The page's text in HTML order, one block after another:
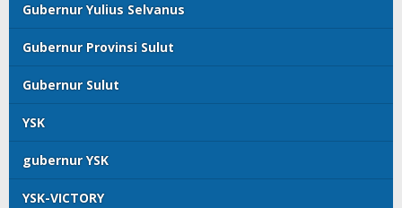
Gubernur Yulius Selvanus
Gubernur Provinsi Sulut
Gubernur Sulut
YSK
gubernur YSK
YSK-VICTORY